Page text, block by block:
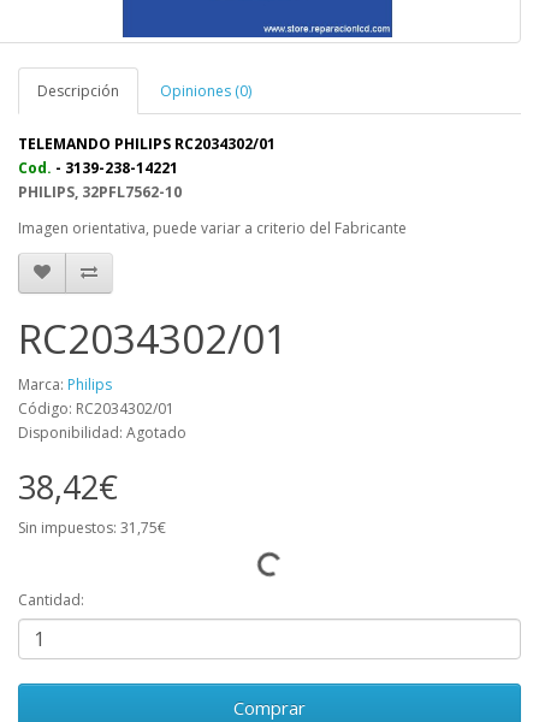
Descripción Opiniones (0)
TELEMANDO PHILIPS RC2034302/01
Cod. - 3139-238-14221
PHILIPS, 32PFL7562-10
Imagen orientativa, puede variar a criterio del Fabricante
RC2034302/01
Marca: Philips
Código: RC2034302/01
Disponibilidad: Agotado
38,42€
Sin impuestos: 31,75€
Cantidad:
Comprar